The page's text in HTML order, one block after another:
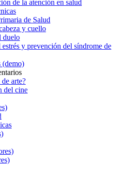
de la atención en salud
de Salud
y cuello
duelo
y prevención del síndrome de
(demo)
arte?
del cine